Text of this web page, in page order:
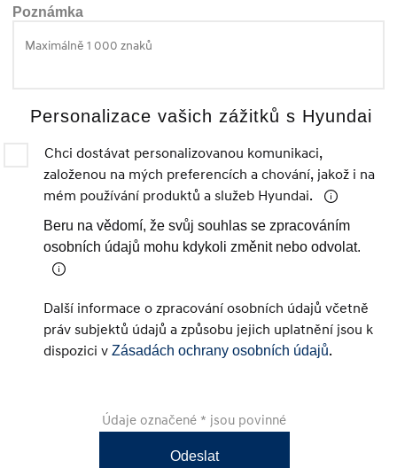
Poznámka
Personalizace vašich zážitků s Hyundai
Chci dostávat personalizovanou komunikaci,
založenou na mých preferencích a chování, jakož i na
mém používání produktů a služeb Hyundai.
Beru na vědomí, že svůj souhlas se zpracováním
osobních údajů mohu kdykoli změnit nebo odvolat.
Další informace o zpracování osobních údajů včetně
práv subjektů údajů a způsobu jejich uplatnění jsou k
dispozici v Zásadách ochrany osobních údajů.
Údaje označené * jsou povinné
Odeslat